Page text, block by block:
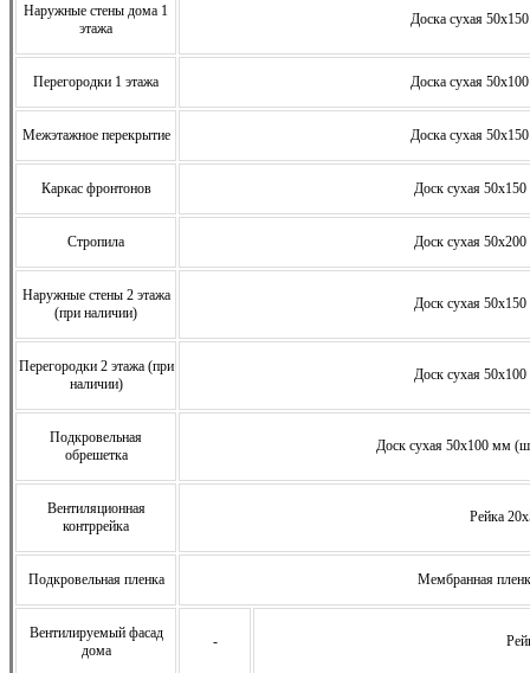
Наружные стены дома 1
этажа
Доска сухая
Перегородки 1 этажа Доска сухая
Межэтажное перекрытие Доска сухая
Каркас фронтонов Доск сухая
Стропила Доск сухая
Наружные стены 2 этажа
(при наличии)
Доск сухая
Перегородки 2 этажа (при
наличии)
Доск сухая
Подкровельная
обрешетка
Доск сухая 50х100 мм
Вентиляционная
контррейка
Рейка
Подкровельная пленка Мембранная
Вентилируемый фасад
дома
-